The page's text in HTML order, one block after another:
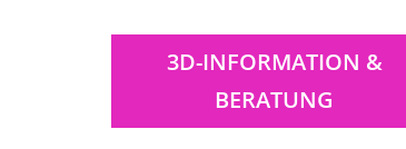
3D-INFORMATION &
BERATUNG